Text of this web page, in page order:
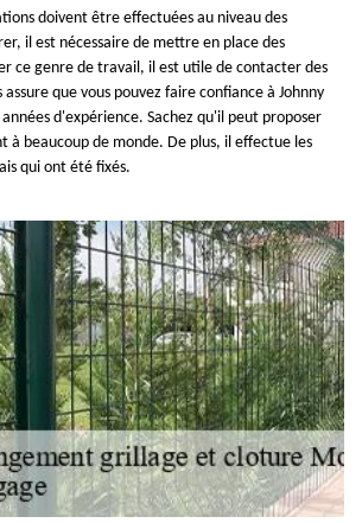
doivent être effectuées au niveau des
il est nécessaire de mettre en place des
ce genre de travail, il est utile de contacter des
assure que vous pouvez faire confiance à Johnny
d'expérience. Sachez qu'il peut proposer
à beaucoup de monde. De plus, il effectue les
qui ont été fixés.